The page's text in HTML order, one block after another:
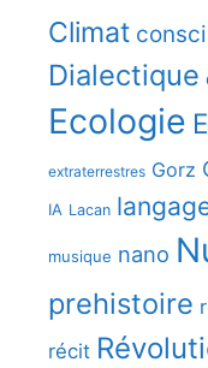
Climat
Dialectique
Ecologie
extraterrestres Gorz
IA Lacan
musique nano
prehistoire
récit